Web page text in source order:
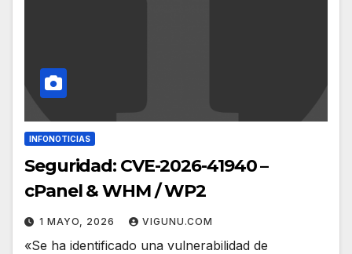
INFONOTICIAS
Seguridad: CVE-2026-41940 –
cPanel & WHM / WP2
1 MAYO, 2026 VIGUNU.COM
«Se ha identificado una vulnerabilidad de